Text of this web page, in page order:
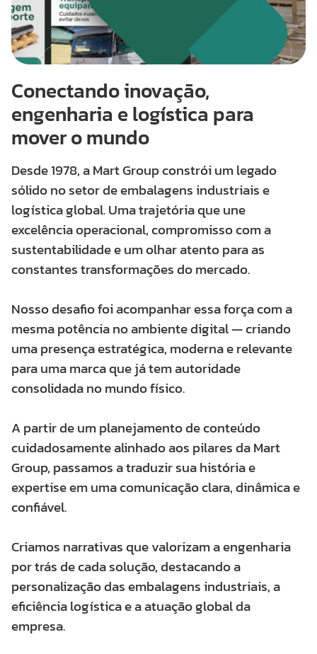
Conectando inovação,
engenharia e logística para
mover o mundo
Desde 1978, a Mart Group constrói um legado
sólido no setor de embalagens industriais e
logística global. Uma trajetória que une
excelência operacional, compromisso com a
sustentabilidade e um olhar atento para as
constantes transformações do mercado.
Nosso desafio foi acompanhar essa força com a
mesma potência no ambiente digital — criando
uma presença estratégica, moderna e relevante
para uma marca que já tem autoridade
consolidada no mundo físico.
A partir de um planejamento de conteúdo
cuidadosamente alinhado aos pilares da Mart
Group, passamos a traduzir sua história e
expertise em uma comunicação clara, dinâmica e
confiável.
Criamos narrativas que valorizam a engenharia
por trás de cada solução, destacando a
personalização das embalagens industriais, a
eficiência logística e a atuação global da
empresa.